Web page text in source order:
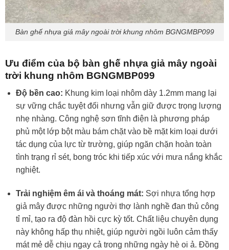
Bàn ghế nhựa giả mây ngoài trời khung nhôm BGNGMBP099
Ưu điểm của bộ bàn ghế nhựa giả mây ngoài
trời khung nhôm BGNGMBP099
Độ bền cao: Khung kim loại nhôm dày 1.2mm mang lại
sự vững chắc tuyệt đối nhưng vẫn giữ được trọng lượng
nhẹ nhàng. Công nghệ sơn tĩnh điện là phương pháp
phủ một lớp bột màu bám chặt vào bề mặt kim loại dưới
tác dụng của lực từ trường, giúp ngăn chặn hoàn toàn
tình trạng rỉ sét, bong tróc khi tiếp xúc với mưa nắng khắc
nghiệt.
Trải nghiệm êm ái và thoáng mát: Sợi nhựa tổng hợp
giả mây được những người thợ lành nghề đan thủ công
tỉ mỉ, tạo ra độ đàn hồi cực kỳ tốt. Chất liệu chuyên dụng
này không hấp thụ nhiệt, giúp người ngồi luôn cảm thấy
mát mẻ dễ chịu ngay cả trong những ngày hè oi ả. Đồng